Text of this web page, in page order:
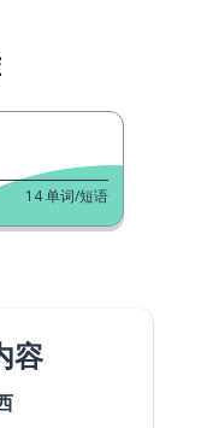
14单词/短语
容